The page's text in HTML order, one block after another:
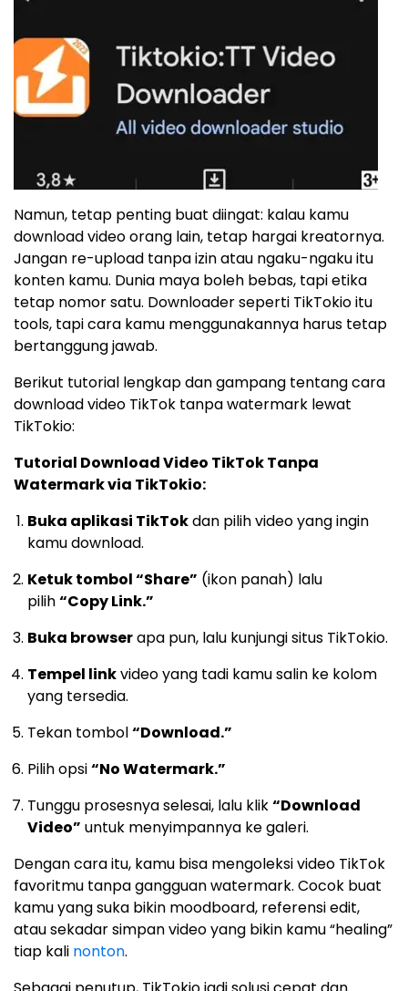
Namun, tetap penting buat diingat: kalau kamu
download video orang lain, tetap hargai kreatornya.
Jangan re-upload tanpa izin atau ngaku-ngaku itu
konten kamu. Dunia maya boleh bebas, tapi etika
tetap nomor satu. Downloader seperti TikTokio itu
tools, tapi cara kamu menggunakannya harus tetap
bertanggung jawab.
Berikut tutorial lengkap dan gampang tentang cara
download video TikTok tanpa watermark lewat
TikTokio:
Tutorial Download Video TikTok Tanpa
Watermark via TikTokio:
Buka aplikasi TikTokdan pilih video yang ingin
kamu download.
Ketuk tombol “Share” (ikon panah) lalu
pilih“Copy Link.”
Buka browserapa pun, lalu kunjungi situs TikTokio.
Tempel linkvideo yang tadi kamu salin ke kolom
yang tersedia.
Tekan tombol“Download.”
Pilih opsi“No Watermark.”
Tunggu prosesnya selesai, lalu klik“Download
Video” untuk menyimpannya ke galeri.
Dengan cara itu, kamu bisa mengoleksi video TikTok
favoritmu tanpa gangguan watermark. Cocok buat
kamu yang suka bikin moodboard, referensi edit,
atau sekadar simpan video yang bikin kamu “healing”
tiap kali nonton.